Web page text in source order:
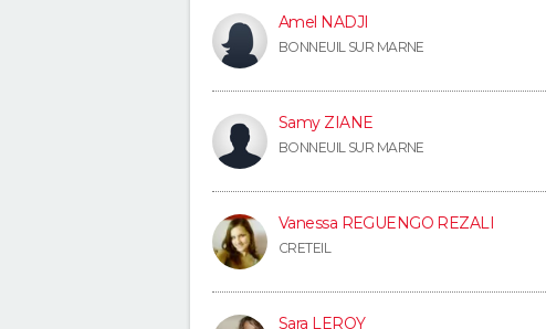
Amel NADJI
BONNEUIL SUR MARNE
Samy ZIANE
BONNEUIL SUR MARNE
Vanessa REGUENGO REZALI
CRETEIL
Sara LEROY